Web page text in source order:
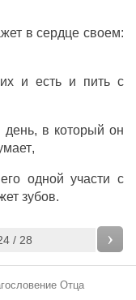
в сердце своем:
и есть и пить с
день, в который он
,
одной участи
с
зубов.
/ 28 ›
Отца